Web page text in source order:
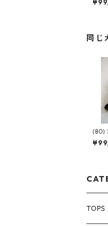
同じ
(80)
ト
TOPS